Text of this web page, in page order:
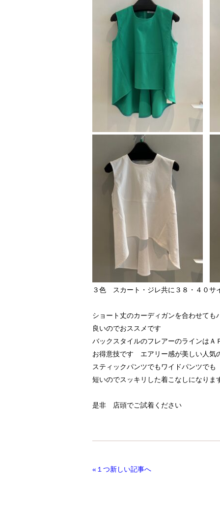
３色 スカート・ジレ共に３８・４０サ
ショート丈のカーディガンを合わせても
良いのでおススメです
バックスタイルのフレアーのラインはＡ
お得意技です エアリー感が美しい人気
スティックパンツでもワイドパンツで
短いのでスッキリした着こなしになりま
是非 店頭でご試着ください
«１つ新しい記事へ